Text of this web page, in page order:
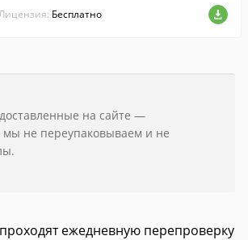
Бесплатно
на сайте —
не переупаковываем и не
ежедневную перепроверку